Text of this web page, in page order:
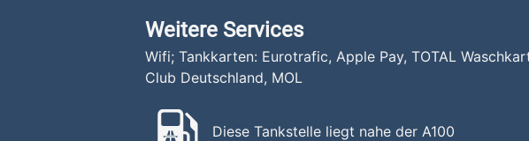
Weitere Services
Wifi; Tankkarten: Eurotrafic, Apple Pay, TOTAL
Club Deutschland, MOL
Diese Tankstelle liegt nahe der A100